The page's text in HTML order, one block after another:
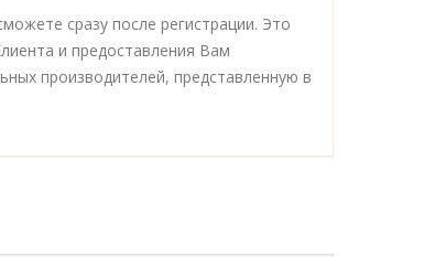
сразу после регистрации. Это
и предоставления Вам
производителей, представленную в